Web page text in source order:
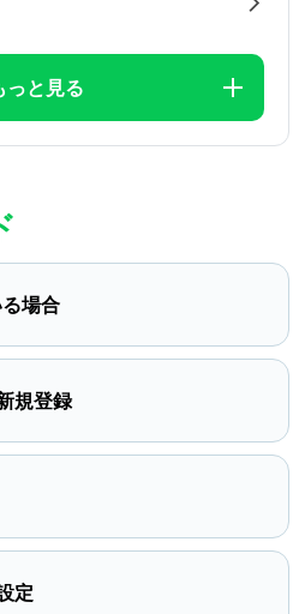
っと見る
場合
規登録
定